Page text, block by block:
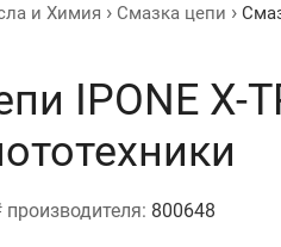
и Химия Смазка цепи
IPONE X-
производителя: 800648